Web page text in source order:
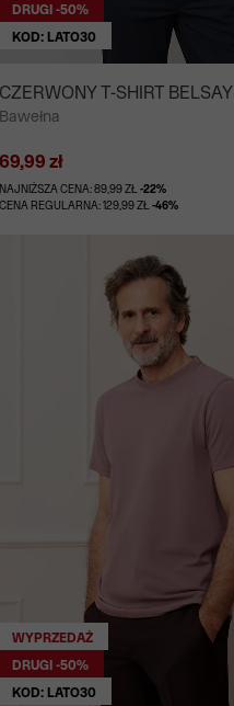
DRUGI -50%
KOD: LATO30
CZERWONY T-SHIRT BELSAY
Bawełna
69,99 zł
NAJNIŻSZA CENA: 89,99 ZŁ -22%
CENA REGULARNA: 129,99 ZŁ -46%
WYPRZEDAŻ
DRUGI -50%
KOD: LATO30